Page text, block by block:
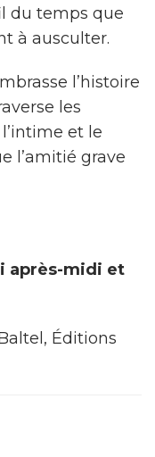
du temps que
à ausculter.
l’histoire
les
et le
l’amitié grave
après-midi et
Éditions